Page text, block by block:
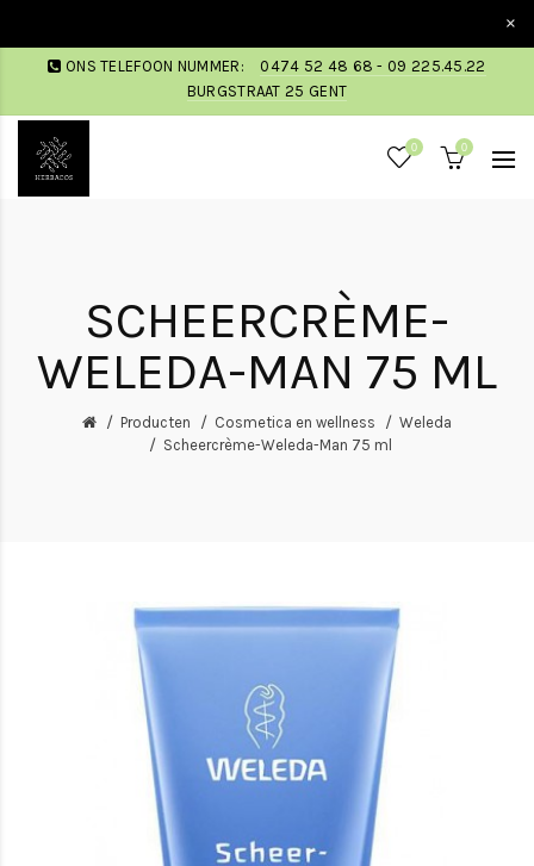
×
ONS TELEFOON NUMMER:
0474 52 48 68 - 09 225.45.22
BURGSTRAAT 25 GENT
0 0
SCHEERCRÈME-
WELEDA-MAN 75 ML
Producten Cosmetica en wellness
Weleda
Scheercrème-Weleda-Man 75 ml